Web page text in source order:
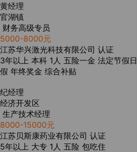
黄经理
官湖镇
财务高级专员
5000-8000元
江苏华兴激光科技有限公司 认证
3年以上 本科 1人 五险一金 法定节假日
假 年终奖金 综合补贴
纪经理
经济开发区
生产技术经理
8000-15000元
江苏贝斯康药业有限公司 认证
5年以上 大专 1人 五险 包吃住